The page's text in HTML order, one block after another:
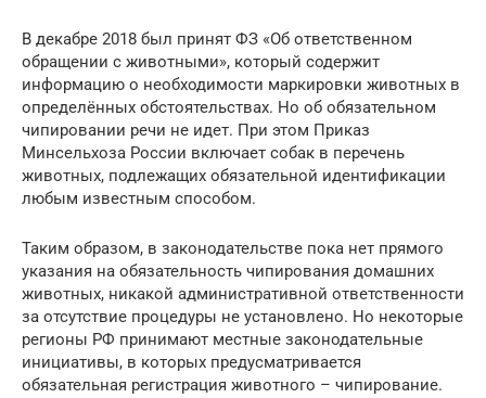
В декабре 2018 был принят ФЗ «Об ответственном
обращении с животными», который содержит
информацию о необходимости маркировки животных в
определённых обстоятельствах. Но об обязательном
чипировании речи не идет. При этом Приказ
Минсельхоза России включает собак в перечень
животных, подлежащих обязательной идентификации
любым известным способом.
Таким образом, в законодательстве пока нет прямого
указания на обязательность чипирования домашних
животных, никакой административной ответственности
за отсутствие процедуры не установлено. Но некоторые
регионы РФ принимают местные законодательные
инициативы, в которых предусматривается
обязательная регистрация животного – чипирование.